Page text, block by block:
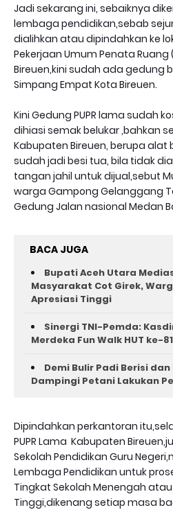
Jadi sekarang ini, sebaiknya
lembaga pendidikan,sebab
dialihkan atau dipindahkan ke
Pekerjaan Umum Penata Ruang
Bireuen,kini sudah ada gedung
Simpang Empat Kota Bireuen.
Kini Gedung PUPR lama sudah
dihiasi semak belukar ,bahkan
Kabupaten Bireuen, berupa alat
sudah jadi besi tua, bila tidak
tangan jahil untuk dijual,sebut
warga Gampong Gelanggang
Gedung Jalan nasional Medan
BACA JUGA
Bupati Aceh Utara
Masyarakat Cot Girek,
Apresiasi Tinggi
Sinergi TNI-Pemda:
Merdeka Fun Walk HUT ke-
Demi Bulir Padi Berisi
Dampingi Petani Lakukan
Dipindahkan perkantoran
PUPR Lama Kabupaten
Sekolah Pendidikan Guru
Lembaga Pendidikan untuk
Tingkat Sekolah Menengah
Tinggi,dikenang setiap masa